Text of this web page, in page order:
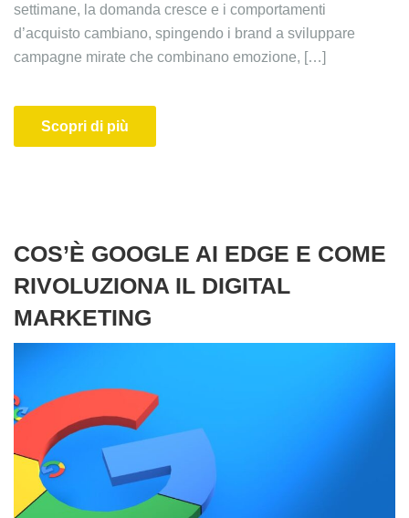
settimane, la domanda cresce e i comportamenti
d’acquisto cambiano, spingendo i brand a sviluppare
campagne mirate che combinano emozione, […]
Scopri di più
COS’È GOOGLE AI EDGE E COME
RIVOLUZIONA IL DIGITAL
MARKETING